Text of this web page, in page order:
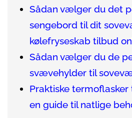
Sådan vælger du det
sengebord til dit
kølefryseskab tilbud
Sådan vælger du de
svævehylder til
Praktiske
en guide til natlige